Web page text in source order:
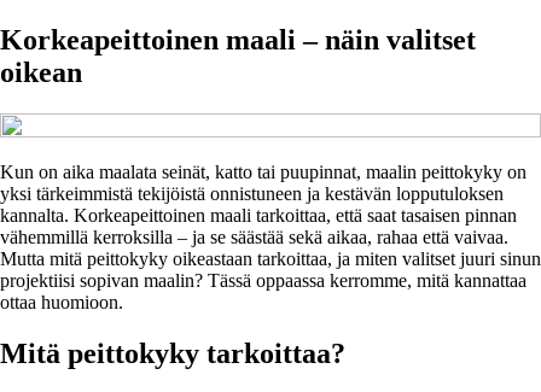
Korkeapeittoinen maali – näin valitset
oikean
Kun on aika maalata seinät, katto tai puupinnat, maalin peittokyky on
yksi tärkeimmistä tekijöistä onnistuneen ja kestävän lopputuloksen
kannalta. Korkeapeittoinen maali tarkoittaa, että saat tasaisen pinnan
vähemmillä kerroksilla – ja se säästää sekä aikaa, rahaa että vaivaa.
Mutta mitä peittokyky oikeastaan tarkoittaa, ja miten valitset juuri sinun
projektiisi sopivan maalin? Tässä oppaassa kerromme, mitä kannattaa
ottaa huomioon.
Mitä peittokyky tarkoittaa?